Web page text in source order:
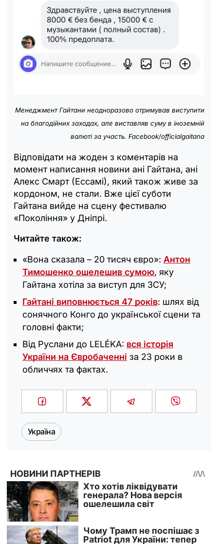
Менеджмент Гайтани неодноразово отримував виступити
на благодійних заходах, але виставляв суму в іноземній
валюті за участь. Facebook/officialgaitana
Відповідати на жоден з коментарів на
момент написання новини ані Гайтана, ані
Алекс Смарт (Ессамі), який також живе за
кордоном, не стали. Вже цієї суботи
Гайтана вийде на сцену фестивалю
«Покоління» у Дніпрі.
Читайте також:
«Вона сказала – 20 тисяч євро»: Антон
Тимошенко ошелешив сумою, яку
Гайтана хотіла за виступ для ЗСУ;
Гайтані виповнюється 47 років: шлях від
сонячного Конго до української сцени та
головні факти;
Від Руслани до LELÉKA: вся історія
України на Євробаченні за 23 роки в
обличчях та фактах.
Україна